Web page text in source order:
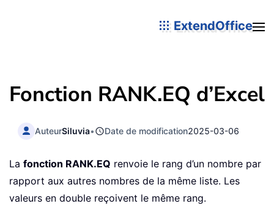
ExtendOffice
Fonction RANK.EQ d’Excel
AuteurSiluvia• Date de modification2025-03-06
La fonction RANK.EQ renvoie le rang d’un nombre par
rapport aux autres nombres de la même liste. Les
valeurs en double reçoivent le même rang.